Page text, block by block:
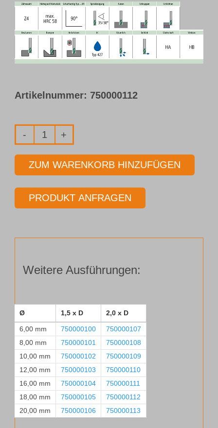
Artikelnummer: 750000112
HPC-
Schaftfräser
mit
Innenkühlung
Typ
ZUM WARENKORB HINZUFÜGEN
PRODUKT ANFRAGEN
Weitere Ausführungen:
Ø 1,5 x D 2,0 x D
6,00 mm 750000100
750000107
8,00 mm
750000101
750000108
10,00 mm
750000102
750000109
12,00 mm
750000103
750000110
16,00 mm
750000104
750000111
18,00 mm
750000105
750000112
20,00 mm
750000106 750000113